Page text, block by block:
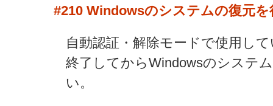
#210 Windowsのシステムの復元
自動認証・解除モードで使用し
終了してからWindowsのシステ
い。